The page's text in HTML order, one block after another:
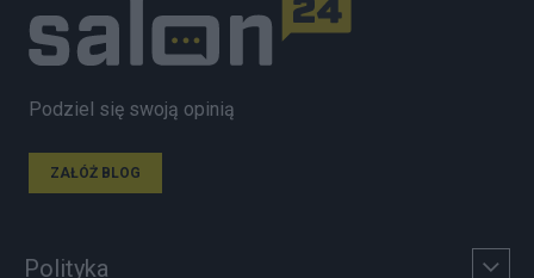
Podziel się swoją opinią
ZAŁÓŻ BLOG
Polityka